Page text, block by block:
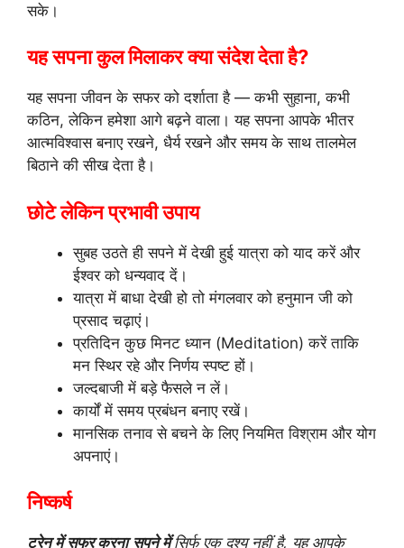
सके।
यह सपना कुल मिलाकर क्या संदेश देता है?
यह सपना जीवन के सफर को दर्शाता है — कभी सुहाना, कभी
कठिन, लेकिन हमेशा आगे बढ़ने वाला। यह सपना आपके भीतर
आत्मविश्वास बनाए रखने, धैर्य रखने और समय के साथ तालमेल
बिठाने की सीख देता है।
छोटे लेकिन प्रभावी उपाय
सुबह उठते ही सपने में देखी हुई यात्रा को याद करें और
ईश्वर को धन्यवाद दें।
यात्रा में बाधा देखी हो तो मंगलवार को हनुमान जी को
प्रसाद चढ़ाएं।
प्रतिदिन कुछ मिनट ध्यान (Meditation) करें ताकि
मन स्थिर रहे और निर्णय स्पष्ट हों।
जल्दबाजी में बड़े फैसले न लें।
कार्यों में समय प्रबंधन बनाए रखें।
मानसिक तनाव से बचने के लिए नियमित विश्राम और योग
अपनाएं।
निष्कर्ष
ट्रेन में सफर करना सपने मेंसिर्फ एक दृश्य नहीं है, यह आपके